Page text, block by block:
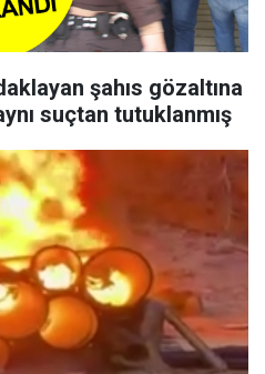
şahıs gözaltına
suçtan tutuklanmış